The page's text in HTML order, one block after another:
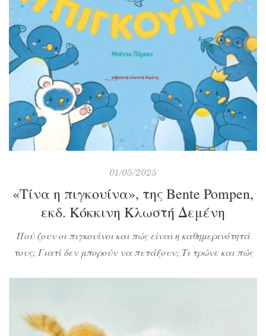
01/05/2025
«Τίνα η πιγκουίνα», της Bente Pompen,
εκδ. Κόκκινη Κλωστή Δεμένη
Πού ζουν οι πιγκουίνοι και πώς είναι η καθημερινότητά
τους; Γιατί δεν μπορούν να πετάξουν; Τι τρώνε και πώς
μάθουν πολλά όχι μόνο για τα πανέμορφα […]